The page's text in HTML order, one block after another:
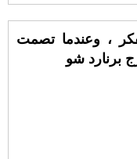
، وعندما تصمت
برنارد شو